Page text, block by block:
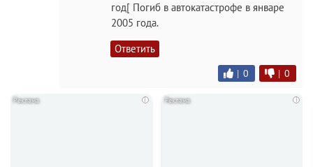
год[ Погиб в автокатастрофе в январе
2005 года.
Ответить
| 0 | 0
i i